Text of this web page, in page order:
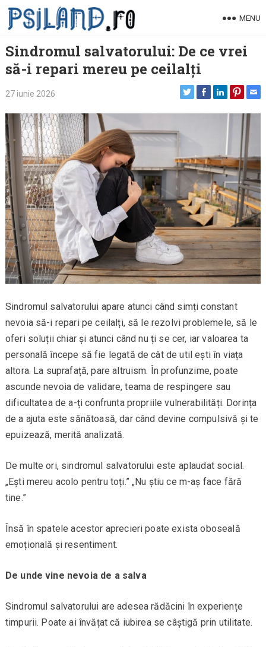
Skip
MENU
Sindromul salvatorului: De ce vrei
să-i repari mereu pe ceilalți
27 iunie 2026
Sindromul salvatorului apare atunci când simți constant
nevoia să-i repari pe ceilalți, să le rezolvi problemele, să le
oferi soluții chiar și atunci când nu ți se cer, iar valoarea ta
personală începe să fie legată de cât de util ești în viața
altora. La suprafață, pare altruism. În profunzime, poate
ascunde nevoia de validare, teama de respingere sau
dificultatea de a-ți confrunta propriile vulnerabilități. Dorința
de a ajuta este sănătoasă, dar când devine compulsivă și te
epuizează, merită analizată.
De multe ori, sindromul salvatorului este aplaudat social.
„Ești mereu acolo pentru toți.” „Nu știu ce m-aș face fără
tine.”
Însă în spatele acestor aprecieri poate exista oboseală
emoțională și resentiment.
De unde vine nevoia de a salva
Sindromul salvatorului are adesea rădăcini în experiențe
timpurii. Poate ai învățat că iubirea se câștigă prin utilitate.